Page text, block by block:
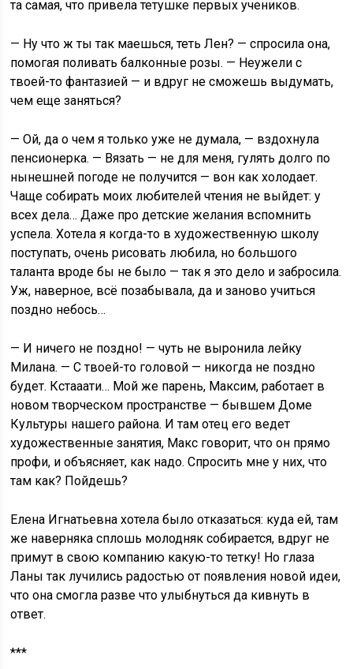
та самая, что привела тетушке первых учеников.
— Ну что ж ты так маешься, теть Лен? — спросила она,
помогая поливать балконные розы. — Неужели с
твоей-то фантазией — и вдруг не сможешь выдумать,
чем еще заняться?
— Ой, да о чем я только уже не думала, — вздохнула
пенсионерка. — Вязать — не для меня, гулять долго по
нынешней погоде не получится — вон как холодает.
Чаще собирать моих любителей чтения не выйдет: у
всех дела… Даже про детские желания вспомнить
успела. Хотела я когда-то в художественную школу
поступать, очень рисовать любила, но большого
таланта вроде бы не было — так я это дело и забросила.
Уж, наверное, всё позабывала, да и заново учиться
поздно небось…
— И ничего не поздно! — чуть не выронила лейку
Милана. — С твоей-то головой — никогда не поздно
будет. Кстааати… Мой же парень, Максим, работает в
новом творческом пространстве — бывшем Доме
Культуры нашего района. И там отец его ведет
художественные занятия, Макс говорит, что он прямо
профи, и объясняет, как надо. Спросить мне у них, что
там как? Пойдешь?
Елена Игнатьевна хотела было отказаться: куда ей, там
же наверняка сплошь молодняк собирается, вдруг не
примут в свою компанию какую-то тетку! Но глаза
Ланы так лучились радостью от появления новой идеи,
что она смогла разве что улыбнуться да кивнуть в
ответ.
***